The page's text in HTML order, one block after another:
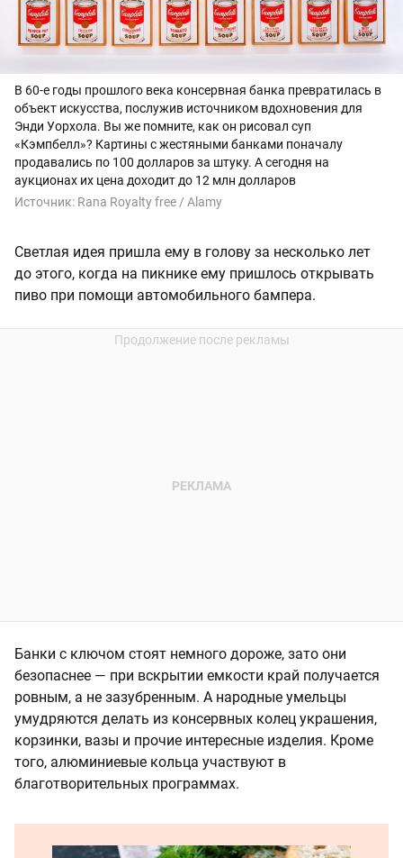
В 60-е годы прошлого века консервная банка превратилась в
объект искусства, послужив источником вдохновения для
Энди Уорхола. Вы же помните, как он рисовал суп
«Кэмпбелл»? Картины с жестяными банками поначалу
продавались по 100 долларов за штуку. А сегодня на
аукционах их цена доходит до 12 млн долларов
Источник: Rana Royalty free / Alamy
Светлая идея пришла ему в голову за несколько лет
до этого, когда на пикнике ему пришлось открывать
пиво при помощи автомобильного бампера.
Банки с ключом стоят немного дороже, зато они
безопаснее — при вскрытии емкости край получается
ровным, а не зазубренным. А народные умельцы
умудряются делать из консервных колец украшения,
корзинки, вазы и прочие интересные изделия. Кроме
того, алюминиевые кольца участвуют в
благотворительных программах.